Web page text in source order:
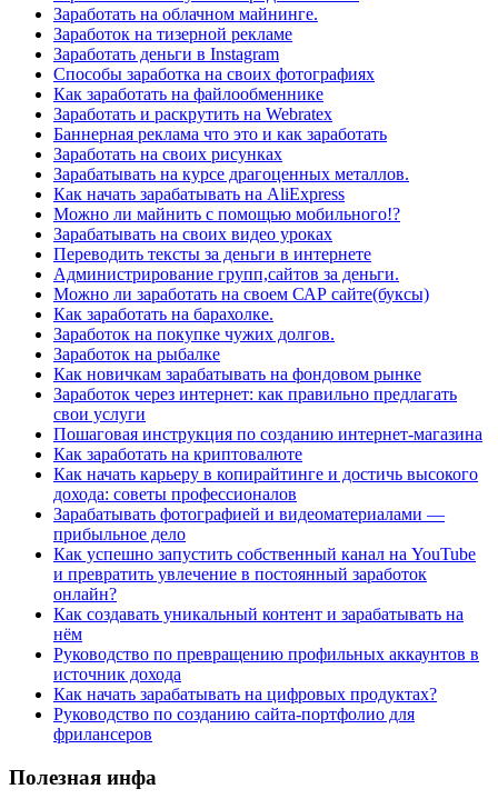
Заработать на облачном майнинге.
Заработок на тизерной рекламе
Заработать деньги в Instagram
Способы заработка на своих фотографиях
Как заработать на файлообменнике
Заработать и раскрутить на Webratex
Баннерная реклама что это и как заработать
Заработать на своих рисунках
Зарабатывать на курсе драгоценных металлов.
Как начать зарабатывать на AliExpress
Можно ли майнить с помощью мобильного!?
Зарабатывать на своих видео уроках
Переводить тексты за деньги в интернете
Администрирование групп,сайтов за деньги.
Можно ли заработать на своем САР сайте(буксы)
Как заработать на барахолке.
Заработок на покупке чужих долгов.
Заработок на рыбалке
Как новичкам зарабатывать на фондовом рынке
Заработок через интернет: как правильно предлагать
свои услуги
Пошаговая инструкция по созданию интернет-магазина
Как заработать на криптовалюте
Как начать карьеру в копирайтинге и достичь высокого
дохода: советы профессионалов
Зарабатывать фотографией и видеоматериалами —
прибыльное дело
Как успешно запустить собственный канал на YouTube
и превратить увлечение в постоянный заработок
онлайн?
Как создавать уникальный контент и зарабатывать на
нём
Руководство по превращению профильных аккаунтов в
источник дохода
Как начать зарабатывать на цифровых продуктах?
Руководство по созданию сайта-портфолио для
фрилансеров
Полезная инфа